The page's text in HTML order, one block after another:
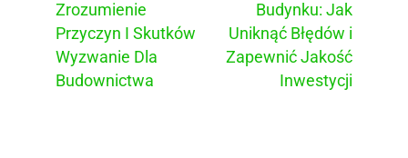
Zrozumienie
Przyczyn I Skutków
Wyzwanie Dla
Budownictwa
Budynku: Jak
Uniknąć Błędów i
Zapewnić Jakość
Inwestycji